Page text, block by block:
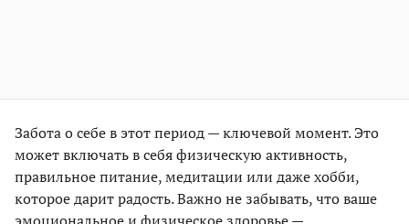
Забота о себе в этот период — ключевой момент. Это
может включать в себя физическую активность,
правильное питание, медитации или даже хобби,
которое дарит радость. Важно не забывать, что ваше